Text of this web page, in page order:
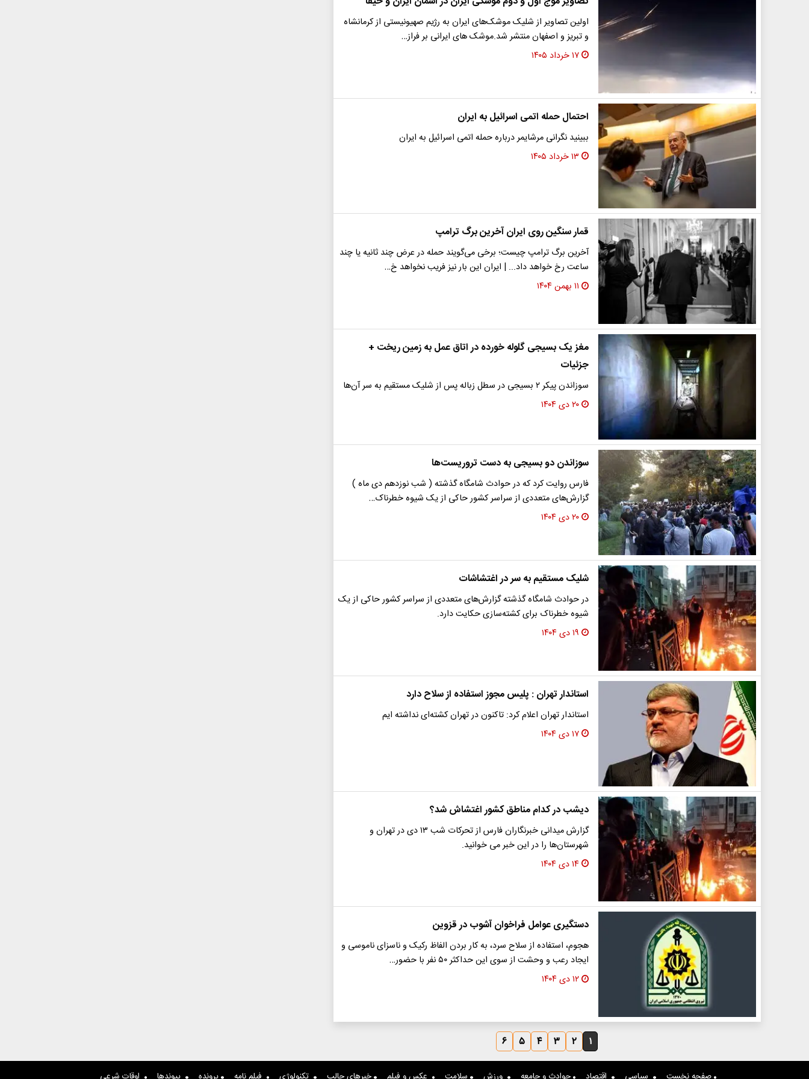
اولین تصاویر از شلیک موشک‌های ایران به رژیم صهیونیستی از کرمانشاه
و تبریز و اصفهان منتشر شد.موشک های ایرانی بر فراز…
۱۷ خرداد ۱۴۰۵
احتمال حمله اتمی اسرائیل به ایران
ببینید نگرانی مرشایمر درباره حمله اتمی اسرائیل به ایران
۱۳ خرداد ۱۴۰۵
قمار سنگین روی ایران آخرین برگ ترامپ
آخرین برگ ترامپ چیست؛ برخی می‌گویند حمله در عرض چند ثانیه یا چند
ساعت رخ خواهد داد... | ایران این بار نیز فریب نخواهد خ…
۱۱ بهمن ۱۴۰۴
مغز یک بسیجی گلوله خورده در اتاق عمل به زمین ریخت +
جزئیات
سوزاندن پیکر ۲ بسیجی در سطل زباله پس از شلیک مستقیم به سر آن‌ها
۲۰ دی ۱۴۰۴
سوزاندن دو بسیجی به دست تروریست‌ها
فارس روایت کرد که در حوادث شامگاه گذشته ( شب نوزدهم دی ماه )
گزارش‌های متعددی از سراسر کشور حاکی از یک شیوه خطرناک…
۲۰ دی ۱۴۰۴
شلیک مستقیم به سر در اغتشاشات
در حوادث شامگاه گذشته گزارش‌های متعددی از سراسر کشور حاکی از یک
شیوه خطرناک برای کشته‌سازی حکایت دارد.
۱۹ دی ۱۴۰۴
استاندار تهران : پلیس مجوز استفاده از سلاح دارد
استاندار تهران اعلام کرد: تاکنون در تهران کشته‌ای نداشته ایم
۱۷ دی ۱۴۰۴
دیشب در کدام مناطق کشور اغتشاش شد؟
گزارش میدانی خبرنگاران فارس از تحرکات شب ۱۳ دی در تهران و
شهرستان‌ها را در این خبر می خوانید.
۱۴ دی ۱۴۰۴
دستگیری عوامل فراخوان آشوب در قزوین
هجوم، استفاده از سلاح سرد، به کار بردن الفاظ رکیک و ناسزای ناموسی و
ایجاد رعب و وحشت از سوی این حداکثر ۵۰ نفر با حضور…
۱۲ دی ۱۴۰۴
۱ ۲ ۳ ۴ ۵ ۶